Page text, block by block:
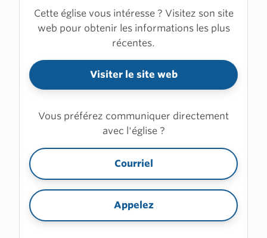
Cette église vous intéresse ? Visitez son site
web pour obtenir les informations les plus
récentes.
Visiter le site web
Vous préférez communiquer directement
avec l'église ?
Courriel
Appelez